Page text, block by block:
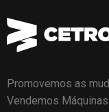
Promovemos as
Vendemos